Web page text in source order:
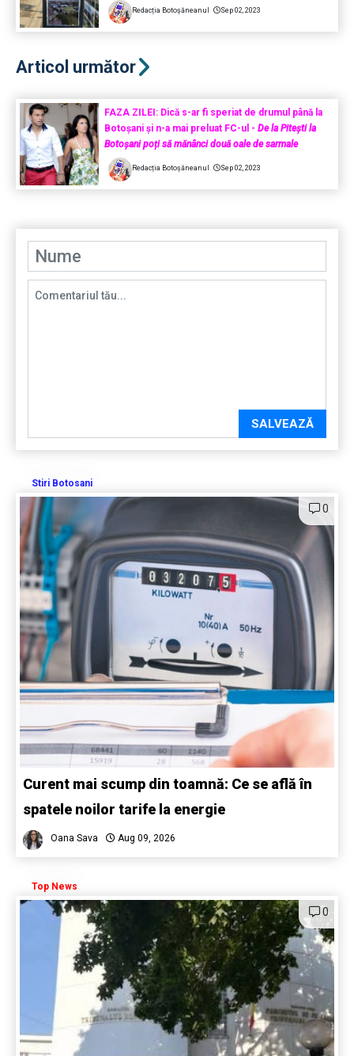
Redacția Botoșăneanul Sep 02, 2023
Articol următor
FAZA ZILEI: Dică s-ar fi speriat de drumul până la
Botoșani și n-a mai preluat FC-ul - De la Pitești la
Botoșani poți să mănânci două oale de sarmale
Redacția Botoșăneanul Sep 02, 2023
SALVEAZĂ
Stiri Botosani
0
Curent mai scump din toamnă: Ce se află în
spatele noilor tarife la energie
Oana Sava Aug 09, 2026
Top News
0